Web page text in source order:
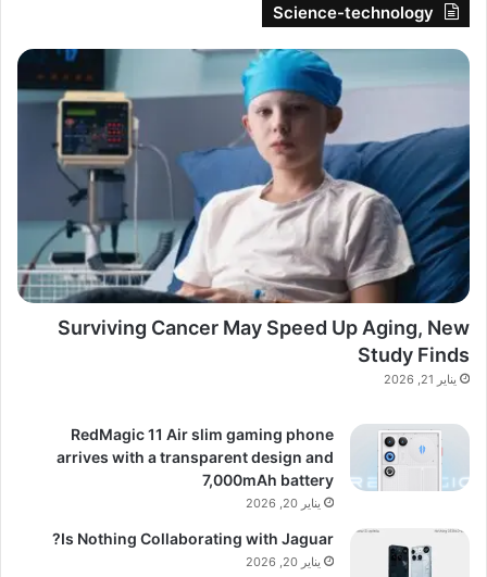
Science-technology
Surviving Cancer May Speed Up Aging, New
Study Finds
يناير 21, 2026
RedMagic 11 Air slim gaming phone
arrives with a transparent design and
7,000mAh battery
يناير 20, 2026
Is Nothing Collaborating with Jaguar?
يناير 20, 2026